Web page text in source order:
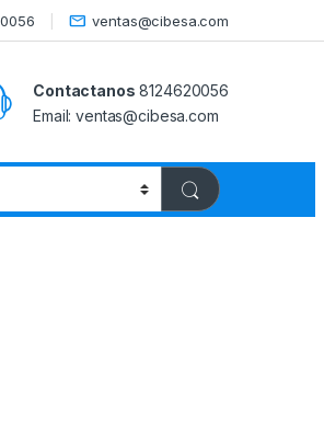
ventas@cibesa.com
Contactanos 8124620056
Email:ventas@cibesa.com